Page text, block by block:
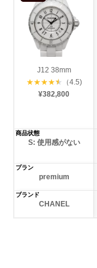
J12 38mm
★★★★★
（4.5)
¥382,800
商品状態
S: 使用感がない
プラン
premium
ブランド
CHANEL